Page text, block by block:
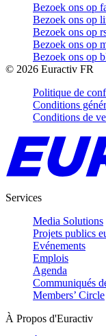
Bezoek ons op
Bezoek ons op
Bezoek ons op
Bezoek ons op
Bezoek ons op
© 2026 Euractiv FR
Politique de
Conditions
Conditions de
Services
Media Solutions
Projets publics
Evénements
Emplois
Agenda
Communiqués
Members’ Circle
À Propos d'Euractiv